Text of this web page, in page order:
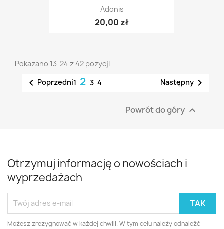
Adonis
20,00 zł
Pokazano 13-24 z 42 pozycji
 Poprzedni1 2 3 4 Następny 
Powrót do góry 
Otrzymuj informację o nowościach i
wyprzedażach
Możesz zrezygnować w każdej chwili. W tym celu należy odnaleźć